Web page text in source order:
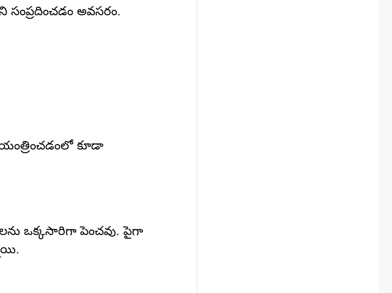
సంప్రదించడం అవసరం.
కూడా
ఒక్కసారిగా పెంచవు. పైగా